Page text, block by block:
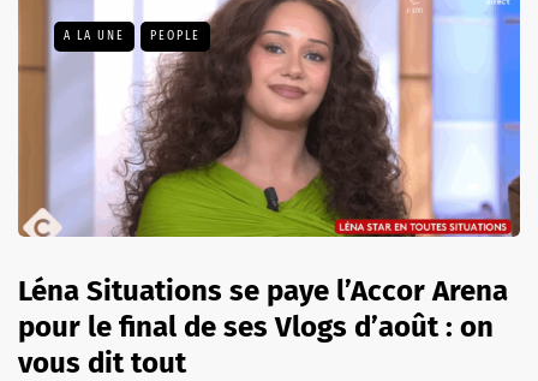
A LA UNE PEOPLE
Léna Situations se paye l’Accor Arena
pour le final de ses Vlogs d’août : on
vous dit tout